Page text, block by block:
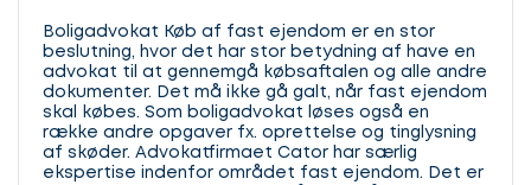
Boligadvokat Køb af fast ejendom er en stor
beslutning, hvor det har stor betydning af have en
advokat til at gennemgå købsaftalen og alle andre
dokumenter. Det må ikke gå galt, når fast ejendom
skal købes. Som boligadvokat løses også en
række andre opgaver fx. oprettelse og tinglysning
af skøder. Advokatfirmaet Cator har særlig
ekspertise indenfor området fast ejendom. Det er